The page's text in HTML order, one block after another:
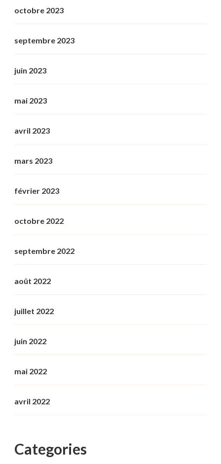
octobre 2023
septembre 2023
juin 2023
mai 2023
avril 2023
mars 2023
février 2023
octobre 2022
septembre 2022
août 2022
juillet 2022
juin 2022
mai 2022
avril 2022
Categories